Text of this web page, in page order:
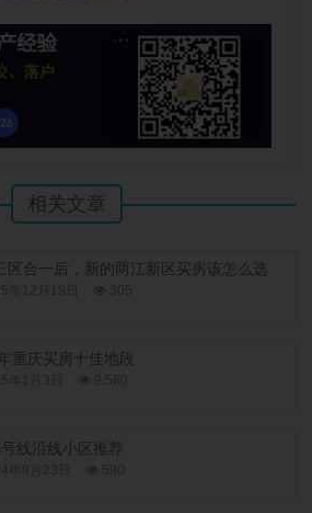
相关文章
区合一后，新的两江新区买房该怎么选
重庆买房十佳地段
线沿线小区推荐